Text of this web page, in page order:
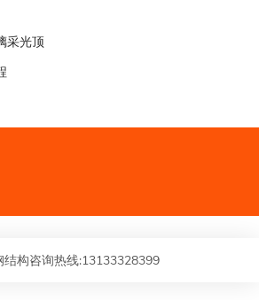
采光顶
结构咨询热线:13133328399